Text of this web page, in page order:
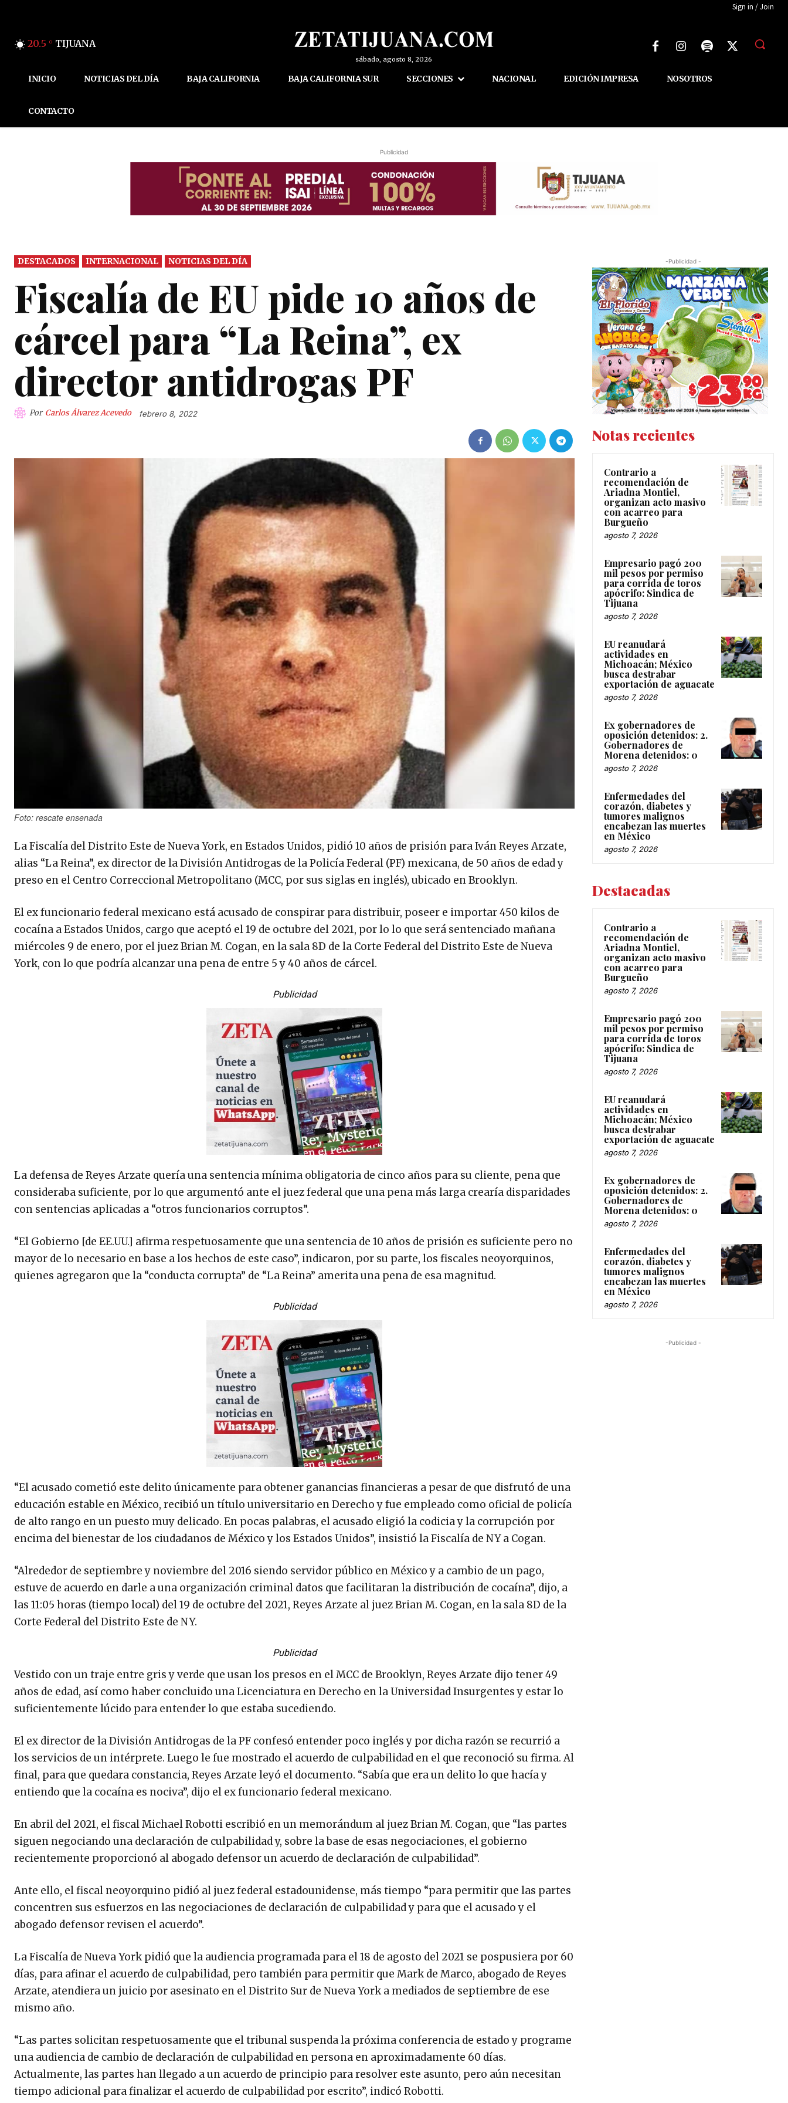
Sign in / Join
20.5 C TIJUANA
sábado, agosto 8, 2026
INICIO NOTICIAS DEL DÍA BAJA CALIFORNIA BAJA CALIFORNIA SUR SECCIONES NACIONAL EDICIÓN IMPRESA NOSOTROS
CONTACTO
Publicidad
DESTACADOS INTERNACIONAL NOTICIAS DEL DÍA
Fiscalía de EU pide 10 años de
cárcel para “La Reina”, ex
director antidrogas PF
Por Carlos Álvarez Acevedo febrero 8, 2022
Foto: rescate ensenada
La Fiscalía del Distrito Este de Nueva York, en Estados Unidos, pidió 10 años de prisión para Iván Reyes Arzate,
alias “La Reina”, ex director de la División Antidrogas de la Policía Federal (PF) mexicana, de 50 años de edad y
preso en el Centro Correccional Metropolitano (MCC, por sus siglas en inglés), ubicado en Brooklyn.
El ex funcionario federal mexicano está acusado de conspirar para distribuir, poseer e importar 450 kilos de
cocaína a Estados Unidos, cargo que aceptó el 19 de octubre del 2021, por lo lo que será sentenciado mañana
miércoles 9 de enero, por el juez Brian M. Cogan, en la sala 8D de la Corte Federal del Distrito Este de Nueva
York, con lo que podría alcanzar una pena de entre 5 y 40 años de cárcel.
Publicidad
La defensa de Reyes Arzate quería una sentencia mínima obligatoria de cinco años para su cliente, pena que
consideraba suficiente, por lo que argumentó ante el juez federal que una pena más larga crearía disparidades
con sentencias aplicadas a “otros funcionarios corruptos”.
“El Gobierno [de EE.UU.] afirma respetuosamente que una sentencia de 10 años de prisión es suficiente pero no
mayor de lo necesario en base a los hechos de este caso”, indicaron, por su parte, los fiscales neoyorquinos,
quienes agregaron que la “conducta corrupta” de “La Reina” amerita una pena de esa magnitud.
Publicidad
“El acusado cometió este delito únicamente para obtener ganancias financieras a pesar de que disfrutó de una
educación estable en México, recibió un título universitario en Derecho y fue empleado como oficial de policía
de alto rango en un puesto muy delicado. En pocas palabras, el acusado eligió la codicia y la corrupción por
encima del bienestar de los ciudadanos de México y los Estados Unidos”, insistió la Fiscalía de NY a Cogan.
“Alrededor de septiembre y noviembre del 2016 siendo servidor público en México y a cambio de un pago,
estuve de acuerdo en darle a una organización criminal datos que facilitaran la distribución de cocaína”, dijo, a
las 11:05 horas (tiempo local) del 19 de octubre del 2021, Reyes Arzate al juez Brian M. Cogan, en la sala 8D de la
Corte Federal del Distrito Este de NY.
Publicidad
Vestido con un traje entre gris y verde que usan los presos en el MCC de Brooklyn, Reyes Arzate dijo tener 49
años de edad, así como haber concluido una Licenciatura en Derecho en la Universidad Insurgentes y estar lo
suficientemente lúcido para entender lo que estaba sucediendo.
El ex director de la División Antidrogas de la PF confesó entender poco inglés y por dicha razón se recurrió a
los servicios de un intérprete. Luego le fue mostrado el acuerdo de culpabilidad en el que reconoció su firma. Al
final, para que quedara constancia, Reyes Arzate leyó el documento. “Sabía que era un delito lo que hacía y
entiendo que la cocaína es nociva”, dijo el ex funcionario federal mexicano.
En abril del 2021, el fiscal Michael Robotti escribió en un memorándum al juez Brian M. Cogan, que “las partes
siguen negociando una declaración de culpabilidad y, sobre la base de esas negociaciones, el gobierno
recientemente proporcionó al abogado defensor un acuerdo de declaración de culpabilidad”.
Ante ello, el fiscal neoyorquino pidió al juez federal estadounidense, más tiempo “para permitir que las partes
concentren sus esfuerzos en las negociaciones de declaración de culpabilidad y para que el acusado y el
abogado defensor revisen el acuerdo”.
La Fiscalía de Nueva York pidió que la audiencia programada para el 18 de agosto del 2021 se pospusiera por 60
días, para afinar el acuerdo de culpabilidad, pero también para permitir que Mark de Marco, abogado de Reyes
Arzate, atendiera un juicio por asesinato en el Distrito Sur de Nueva York a mediados de septiembre de ese
mismo año.
“Las partes solicitan respetuosamente que el tribunal suspenda la próxima conferencia de estado y programe
una audiencia de cambio de declaración de culpabilidad en persona en aproximadamente 60 días.
Actualmente, las partes han llegado a un acuerdo de principio para resolver este asunto, pero aún necesitan
tiempo adicional para finalizar el acuerdo de culpabilidad por escrito”, indicó Robotti.
-Publicidad -
Notas recientes
Contrario a
recomendación de
Ariadna Montiel,
organizan acto masivo
con acarreo para
Burgueño
agosto 7, 2026
Empresario pagó 200
mil pesos por permiso
para corrida de toros
apócrifo: Sindica de
Tijuana
agosto 7, 2026
EU reanudará
actividades en
Michoacán; México
busca destrabar
exportación de aguacate
agosto 7, 2026
Ex gobernadores de
oposición detenidos: 2.
Gobernadores de
Morena detenidos: 0
agosto 7, 2026
Enfermedades del
corazón, diabetes y
tumores malignos
encabezan las muertes
en México
agosto 7, 2026
Destacadas
Contrario a
recomendación de
Ariadna Montiel,
organizan acto masivo
con acarreo para
Burgueño
agosto 7, 2026
Empresario pagó 200
mil pesos por permiso
para corrida de toros
apócrifo: Sindica de
Tijuana
agosto 7, 2026
EU reanudará
actividades en
Michoacán; México
busca destrabar
exportación de aguacate
agosto 7, 2026
Ex gobernadores de
oposición detenidos: 2.
Gobernadores de
Morena detenidos: 0
agosto 7, 2026
Enfermedades del
corazón, diabetes y
tumores malignos
encabezan las muertes
en México
agosto 7, 2026
-Publicidad -